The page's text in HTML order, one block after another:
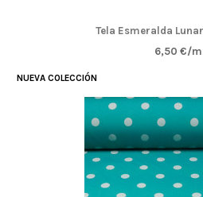
Tela Esmeralda
6,50 €/m
NUEVA COLECCIÓN